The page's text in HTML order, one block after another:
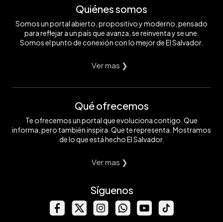
Quiénes somos
Somos un portal abierto, propositivo y moderno, pensado
para reflejar a un país que avanza, se reinventa y se une.
Somos el punto de conexión con lo mejor de El Salvador.
Ver mas ❯
Qué ofrecemos
Te ofrecemos un portal que evoluciona contigo. Que
informa, pero también inspira. Que te representa. Mostramos
de lo que está hecho El Salvador.
Ver mas ❯
Síguenos